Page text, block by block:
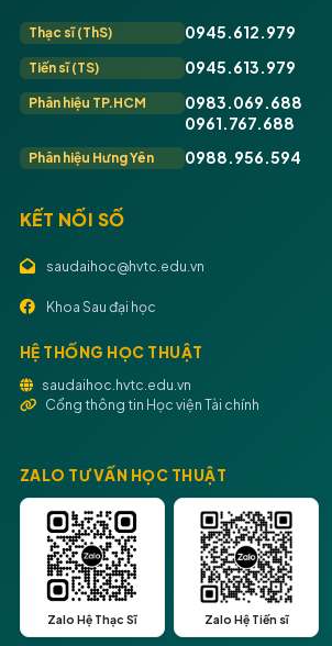
Thạc sĩ (ThS) 0945.612.979
Tiến sĩ (TS) 0945.613.979
Phân hiệu TP.HCM
0983.069.688
0961.767.688
Phân hiệu Hưng Yên 0988.956.594
KẾT NỐI SỐ
saudaihoc@hvtc.edu.vn
Khoa Sau đại học
HỆ THỐNG HỌC THUẬT
saudaihoc.hvtc.edu.vn
Cổng thông tin Học viện Tài chính
ZALO TƯ VẤN HỌC THUẬT
Zalo Hệ Thạc Sĩ Zalo Hệ Tiến sĩ